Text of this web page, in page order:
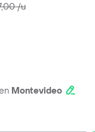
/u
Montevideo